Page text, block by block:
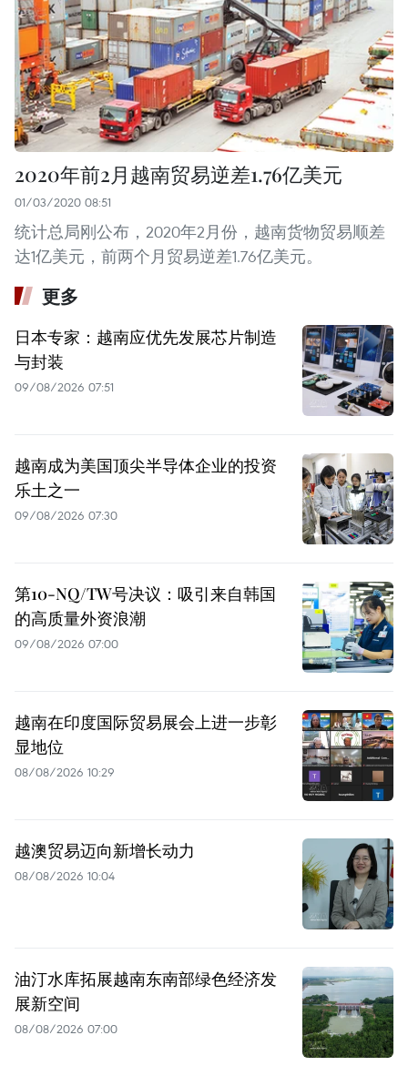
2020年前2月越南贸易逆差1.76亿美元
01/03/2020 08:51
统计总局刚公布，2020年2月份，越南货物贸易顺差
达1亿美元，前两个月贸易逆差1.76亿美元。
更多
日本专家：越南应优先发展芯片制造
与封装
09/08/2026 07:51
越南成为美国顶尖半导体企业的投资
乐土之一
09/08/2026 07:30
第10-NQ/TW号决议：吸引来自韩国
的高质量外资浪潮
09/08/2026 07:00
越南在印度国际贸易展会上进一步彰
显地位
08/08/2026 10:29
越澳贸易迈向新增长动力
08/08/2026 10:04
油汀水库拓展越南东南部绿色经济发
展新空间
08/08/2026 07:00